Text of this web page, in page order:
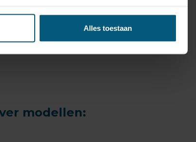
Alles toestaan
modellen: